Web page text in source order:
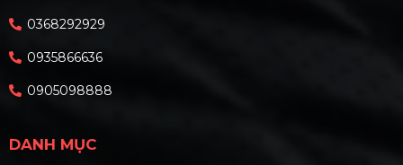
0368292929
0935866636
0905098888
DANH MỤC